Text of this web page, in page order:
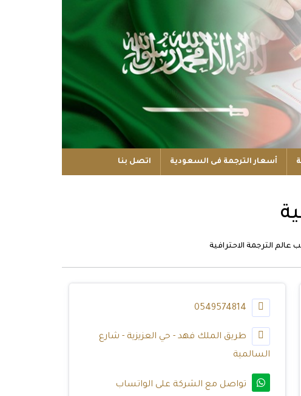
أسعار الترجمة فى السعودية اتصل بنا
عالم الترجمة الاحترافية
طريق الملك فهد - حي العزيزية - شارع
السالمية
تواصل مع الشركة على الواتساب